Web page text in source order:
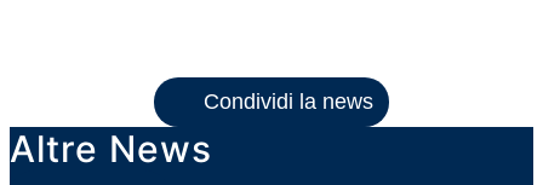
Condividi la news
Altre News